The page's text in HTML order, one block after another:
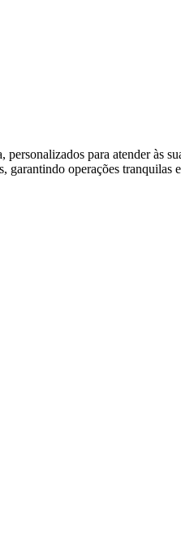
para atender às
garantindo operações tranquilas